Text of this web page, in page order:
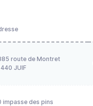
route de Montret
JUIF
impasse des pins